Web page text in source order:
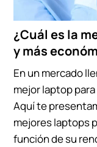
¿Cuál es la
y más
En un mercado
mejor laptop
Aquí te
mejores laptops
función de su